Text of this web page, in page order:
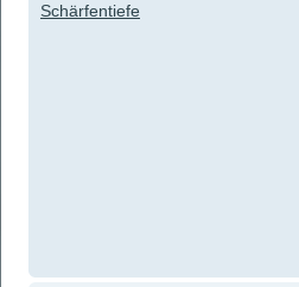
Schärfentiefe